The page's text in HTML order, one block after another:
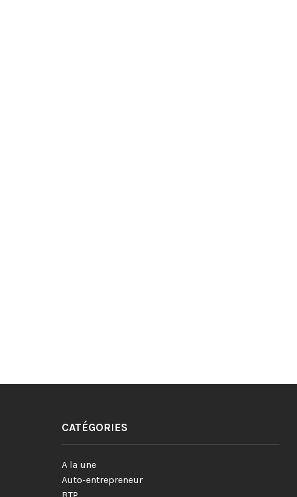
CATÉGORIES
A la une
Auto-entrepreneur